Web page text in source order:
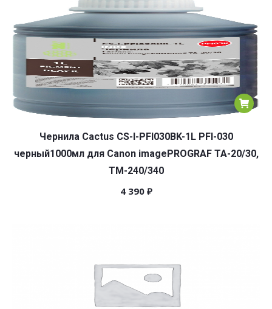
Чернила Cactus CS-I-PFI030BK-1L PFI-030
черный1000мл для Canon imagePROGRAF TA-20/30,
TM-240/340
4 390 ₽